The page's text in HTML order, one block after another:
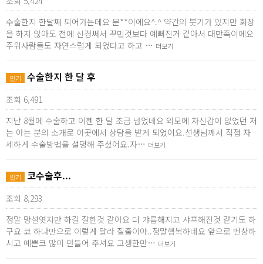
수술한지 한달째 되어가는데요 문**이에요^.^ 약간의 붓기가 있지만 화장
을 하지 않아도 전에 신경써서 꾸민것보다 예뻐진거 같아서 대만족이에요
주위사람들도 자연스럽게 되었다고 하고 … 더보기
인기 수술한지 한 달 후
조회 6,491
지난 8월에 수술하고 이젠 한 달 조금 넘었네요 외모에 자신감이 없었던 저
는 아는 분의 소개로 이곳에서 상담을 받게 되었어요.선생님께서 직접 자
세하게 수술방법을 설명해 주셨어요.자… 더보기
인기 코수술후...
조회 8,293
정말 망설엿지만 하길 잘한것 같아요 더 갸름해지고 샤프해진것 같기도 하
구요 코 하나만으로 이렇게 달라 질줄이야..정말행복하네요 앞으로 번창하
시고 예쁜코 많이 만들어 주셔요 고생한만… 더보기